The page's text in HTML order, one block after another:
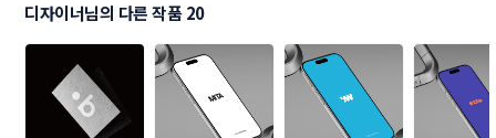
디자이너님의 다른 작품 20